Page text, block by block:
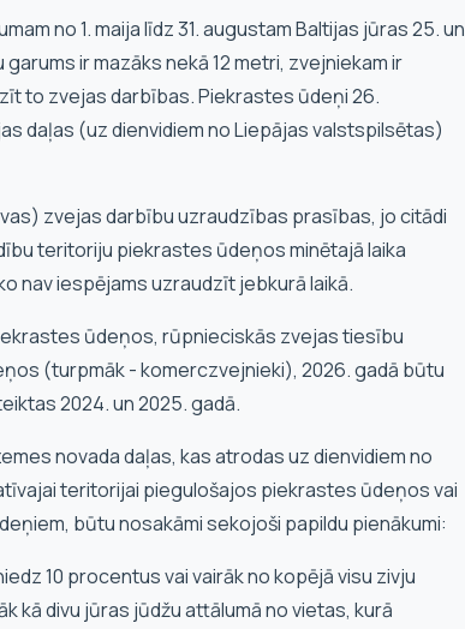
no 1. maija līdz 31. augustam Baltijas jūras 25. un
ir mazāks nekā 12 metri, zvejniekam ir
to zvejas darbības. Piekrastes ūdeņi 26.
daļas (uz dienvidiem no Liepājas valstspilsētas)
zvejas darbību uzraudzības prasības, jo citādi
teritoriju piekrastes ūdeņos minētajā laika
nav iespējams uzraudzīt jebkurā laikā.
ūdeņos, rūpnieciskās zvejas tiesību
(turpmāk - komerczvejnieki), 2026. gadā būtu
2024. un 2025. gadā.
novada daļas, kas atrodas uz dienvidiem no
teritorijai piegulošajos piekrastes ūdeņos vai
būtu nosakāmi sekojoši papildu pienākumi:
10 procentus vai vairāk no kopējā visu zivju
kā divu jūras jūdžu attālumā no vietas, kurā